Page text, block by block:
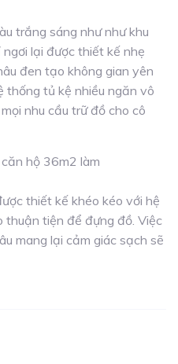
trắng sáng như như khu
lại được thiết kế nhẹ
đen tạo không gian yên
thống tủ kệ nhiều ngăn vô
nhu cầu trữ đồ cho cô
thiết kế khéo kéo với hệ
thuận tiện để đựng đồ. Việc
mang lại cảm giác sạch sẽ